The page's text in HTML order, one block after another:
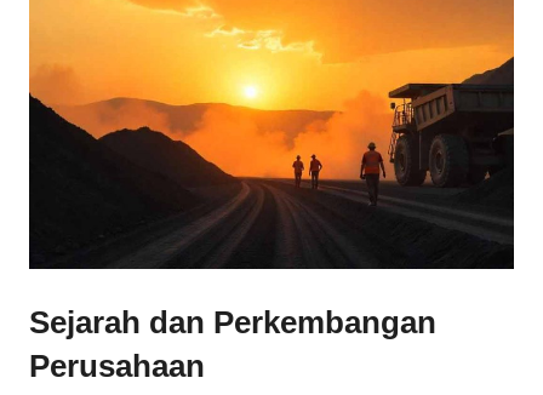
Sejarah dan Perkembangan
Perusahaan